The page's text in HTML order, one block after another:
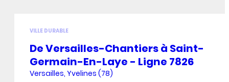
VILLE DURABLE
De Versailles-Chantiers à Saint-
Germain-En-Laye - Ligne 7826
Versailles, Yvelines (78)